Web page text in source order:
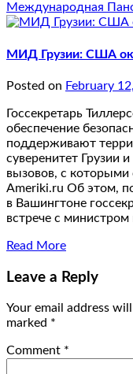
Международная
МИД Грузии: США
Posted on February
Госсекретарь
обеспечение
поддерживают
суверенитет Грузии
вызовов, с которыми
Ameriki.ru Об этом,
в Вашингтоне
встрече с
Read More
Leave a Reply
Your email address
marked *
Comment *